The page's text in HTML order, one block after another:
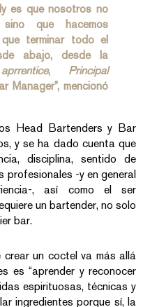
es que nosotros no
sino que hacemos
terminar todo el
abajo, desde la
aprrentice, Principal
Manager”, mencionó
Head Bartenders y Bar
y se ha dado cuenta que
disciplina, sentido de
profesionales -y en general
, así como el ser
un bartender, no solo
bar.
un coctel va más allá
es “aprender y reconocer
espirituosas, técnicas y
ingredientes porque sí, la